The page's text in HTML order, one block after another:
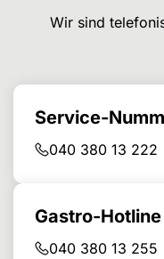
Wir sind
Service-
040 380 13 222
Gastro-Hotline
040 380 13 255